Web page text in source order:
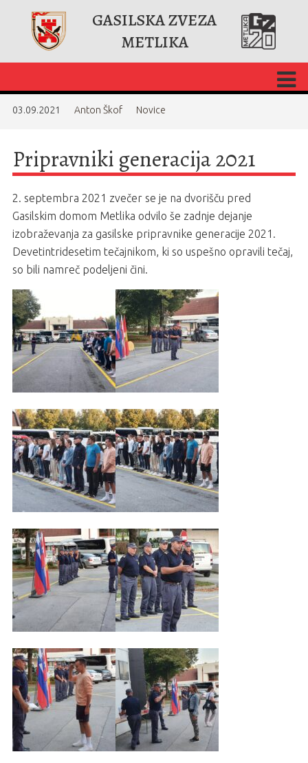
GASILSKA ZVEZA
METLIKA
03.09.2021 Anton Škof Novice
Pripravniki generacija 2021
2. septembra 2021 zvečer se je na dvorišču pred
Gasilskim domom Metlika odvilo še zadnje dejanje
izobraževanja za gasilske pripravnike generacije 2021.
Devetintridesetim tečajnikom, ki so uspešno opravili tečaj,
so bili namreč podeljeni čini.